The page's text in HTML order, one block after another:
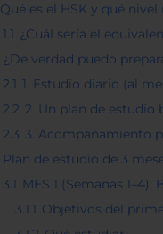
Qué es el HSK y qué
1.1 ¿Cuál sería el
¿De verdad puedo
2.1 1. Estudio diario (al
2.2 2. Un plan de estudio
2.3 3. Acompañamiento
Plan de estudio de 3
3.1 MES 1 (Semanas
3.1.1 Objetivos del